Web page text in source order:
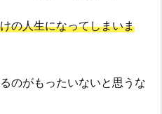
の人生になってしまいま
のがもったいないと思うな